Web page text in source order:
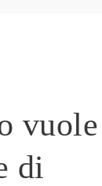
vuole
di